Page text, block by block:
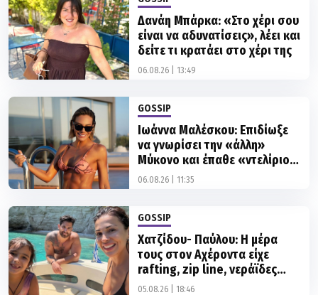
Δανάη Μπάρκα: «Στο χέρι σου
είναι να αδυνατίσεις», λέει και
δείτε τι κρατάει στο χέρι της
06.08.26 | 13:49
GOSSIP
Ιωάννα Μαλέσκου: Επιδίωξε
να γνωρίσει την «άλλη»
Μύκονο και έπαθε «ντελίριο»
με το... μπρόκολο
06.08.26 | 11:35
GOSSIP
Χατζίδου- Παύλου: Η μέρα
τους στον Αχέροντα είχε
rafting, zip line, νεράϊδες
και...σαύρες
05.08.26 | 18:46